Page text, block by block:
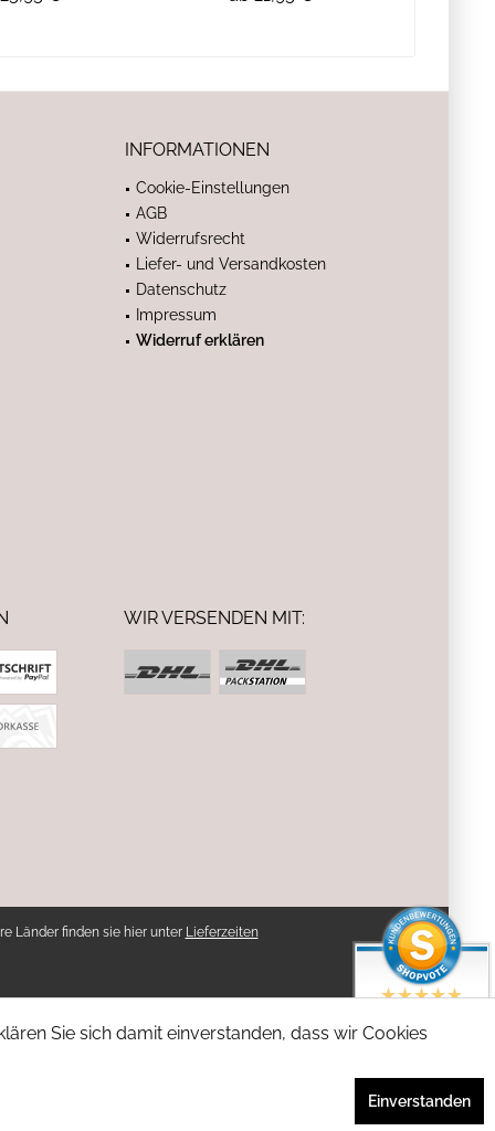
INFORMATIONEN
Cookie-Einstellungen
AGB
Widerrufsrecht
Liefer- und Versandkosten
Datenschutz
Impressum
Widerruf erklären
WIR VERSENDEN MIT:
Länder finden sie hier unter Lieferzeiten
Sie sich damit einverstanden, dass wir Cookies
Einverstanden
4.94 / 5
bei: shopvote.de